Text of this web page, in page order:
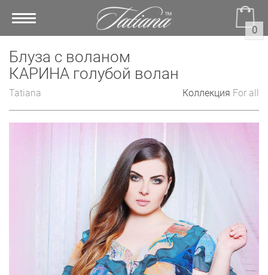
Toggle
0
Блуза с воланом
КАРИНА голубой волан
Tatiana Коллекция For all